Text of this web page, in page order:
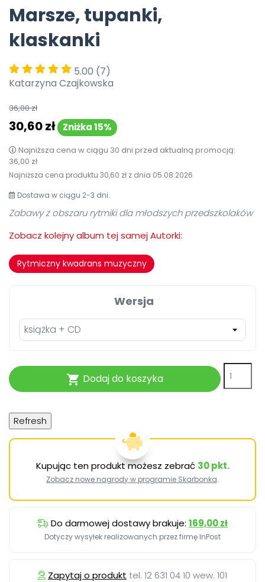
Pomoc
Marsze, tupanki,
klaskanki
5.00 (7)
Katarzyna Czajkowska
36,00 zł
30,60 zł Zniżka 15%
Najniższa cena w ciągu 30 dni przed aktualną promocją:
36,00 zł
Najniższa cena produktu 30,60 zł z dnia 05.08.2026
Dostawa w ciągu 2-3 dni.
Zabawy z obszaru rytmiki dla młodszych przedszkolaków
Zobacz kolejny album tej samej Autorki:
Rytmiczny kwadrans muzyczny
Wersja
 Dodaj do koszyka
Kupując ten produkt możesz zebrać 30pkt.
Zobacz nowe nagrody w programie Skarbonka.
Do darmowej dostawy brakuje: 169,00 zł
Dotyczy wysyłek realizowanych przez firmę InPost
Zapytaj o produkt tel. 12 631 04 10 wew. 101